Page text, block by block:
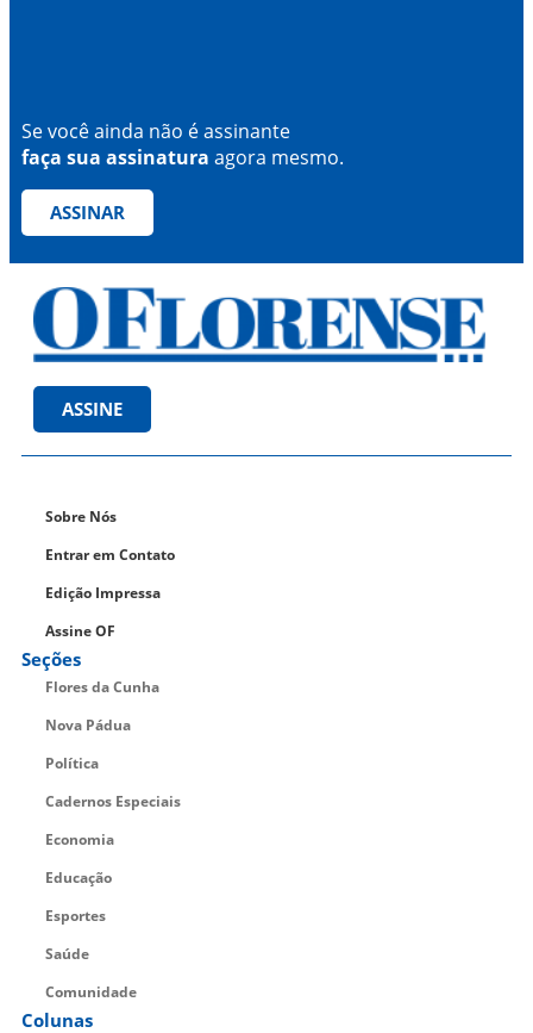
Se você ainda não é assinante
faça sua assinatura agora mesmo.
ASSINAR
ASSINE
Sobre Nós
Entrar em Contato
Edição Impressa
Assine OF
Seções
Flores da Cunha
Nova Pádua
Política
Cadernos Especiais
Economia
Educação
Esportes
Saúde
Comunidade
Colunas